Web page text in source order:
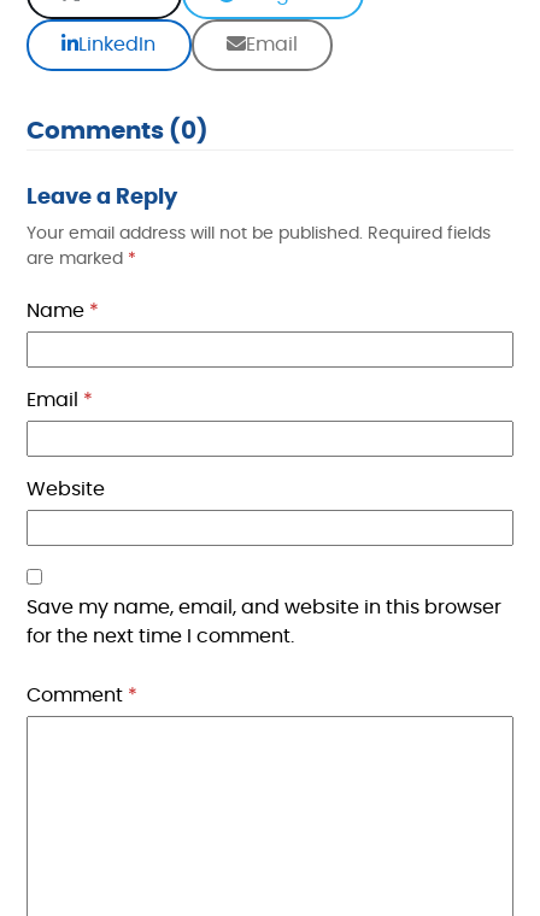
LinkedIn Email
Comments (0)
Leave a Reply
Your email address will not be published. Required fields
are marked *
Name *
Email *
Website
Save my name, email, and website in this browser
for the next time I comment.
Comment *